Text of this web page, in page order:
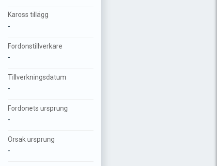
Kaross tillägg
-
Fordonstillverkare
-
Tillverkningsdatum
-
Fordonets ursprung
-
Orsak ursprung
-